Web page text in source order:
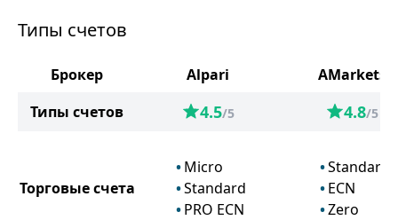
Типы счетов
Брокер Alpari
AMarkets
Типы счетов
4.5/5 4.8/5
Торговые счета
Micro
Standard
PRO ECN
Standard
ECN
Zero